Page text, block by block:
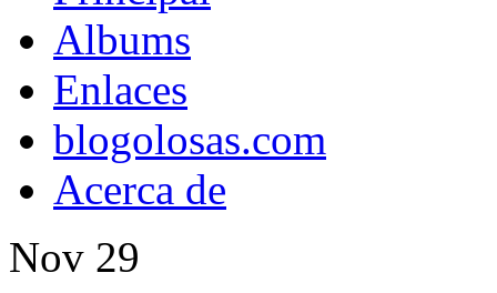
Albums
Enlaces
blogolosas.com
Acerca de
Nov 29